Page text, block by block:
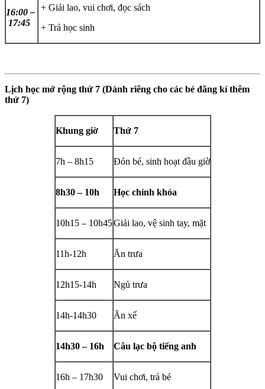
16:00 –
17:45
+ Giải lao, vui chơi, đọc sách
+ Trả học sinh
Lịch học mở rộng thứ 7 (Dành riêng cho các bé đăng kí thêm
thứ 7)
Khung giờ Thứ 7
7h – 8h15 Đón bé, sinh hoạt đầu giờ
8h30 – 10h Học chính khóa
10h15 – 10h45Giải lao, vệ sinh tay, mặt
11h-12h Ăn trưa
12h15-14h Ngủ trưa
14h-14h30 Ăn xế
14h30 – 16h Câu lạc bộ tiếng anh
16h – 17h30 Vui chơi, trả bé